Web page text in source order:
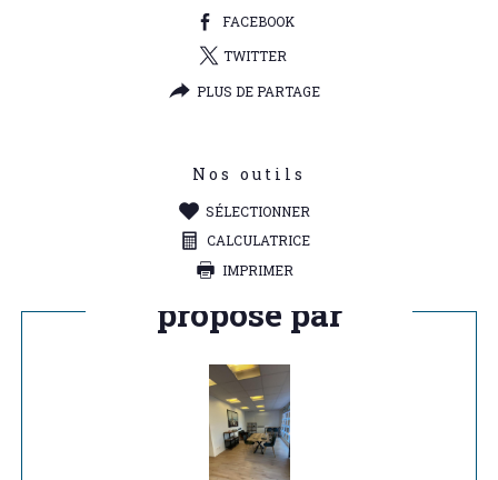
FACEBOOK
TWITTER
PLUS DE PARTAGE
Nos outils
SÉLECTIONNER
CALCULATRICE
IMPRIMER
Ce bien vous est
proposé par